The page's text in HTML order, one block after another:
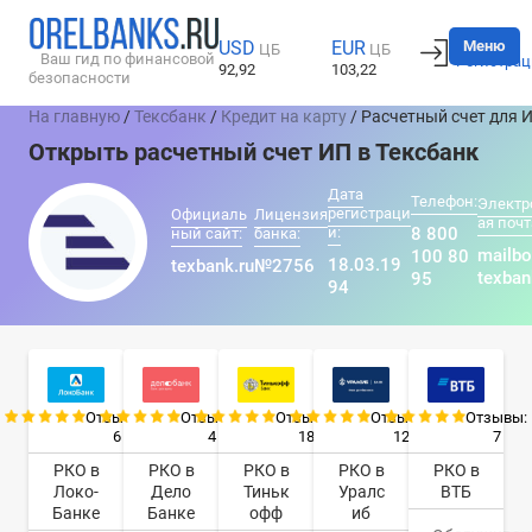
Ваш гид по финансовой
безопасности
USD ЦБ
92,92
EUR ЦБ
103,22
Вход
Меню
На главную /Тексбанк / Кредит на карту / Расчетный счет для
Открыть расчетный счет ИП в Тексбанк
Официаль
ный сайт:
texbank.ru
Лицензия
банка:
№2756
Дата
регистраци
и:
18.03.19
94
Телефон:
8 800
100 80
95
ая
Отзывы:
6
РКО в
Локо-
Банке
Отзывы:
4
РКО в
Дело
Банке
Отзывы:
18
РКО в
Тиньк
офф
Отзывы:
12
РКО в
Уралс
иб
Отзывы:
7
РКО в
ВТБ